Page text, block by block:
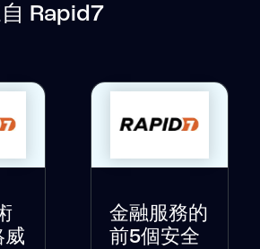
Rapid7
威
金融服務的
前5個安全